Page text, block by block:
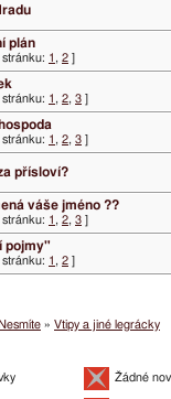
plán
1 , 2 ]
1 , 2, 3 ]
1 , 2, 3 ]
přísloví?
váše jméno ??
1 , 2, 3 ]
pojmy"
1 , 2 ]
» Vtipy a jiné legrácky
Žádné